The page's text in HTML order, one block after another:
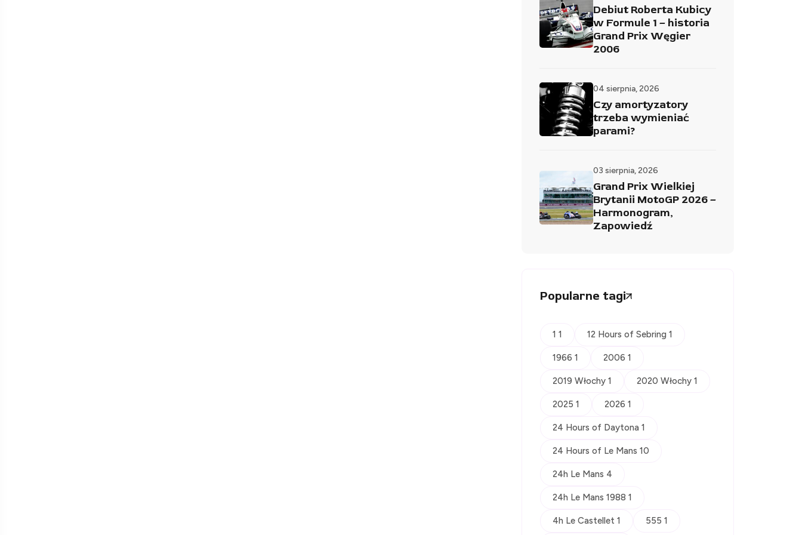
Debiut Roberta Kubicy
w Formule 1 – historia
Grand Prix Węgier
2006
04 sierpnia, 2026
Czy amortyzatory
trzeba wymieniać
parami?
03 sierpnia, 2026
Grand Prix Wielkiej
Brytanii MotoGP 2026 –
Harmonogram,
Zapowiedź
Popularne tagi
1 1 12 Hours of Sebring 1
1966 1 2006 1
2019 Włochy 1 2020 Włochy 1
2025 1 2026 1
24 Hours of Daytona 1
24 Hours of Le Mans 10
24h Le Mans 4
24h Le Mans 1988 1
4h Le Castellet 1 555 1